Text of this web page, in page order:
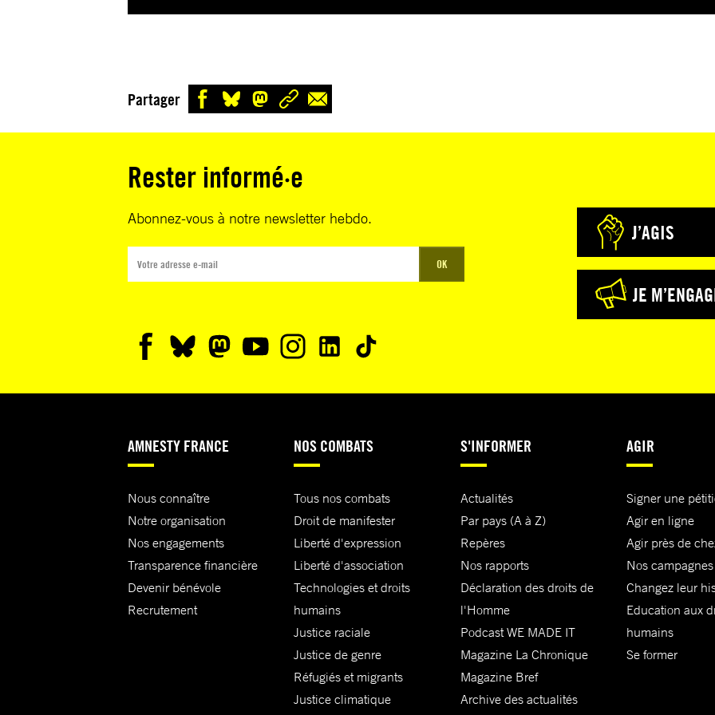
Partager
Rester informé·e
Abonnez-vous à notre newsletter hebdo.
OK
J’AGIS
JE
AMNESTY FRANCE
Nous connaître
Notre organisation
Nos engagements
Transparence financière
Devenir bénévole
Recrutement
NOS COMBATS
Tous nos combats
Droit de manifester
Liberté d'expression
Liberté d'association
Technologies et droits
humains
Justice raciale
Justice de genre
Réfugiés et migrants
Justice climatique
S'INFORMER
Actualités
Par pays (A à Z)
Repères
Nos rapports
Déclaration des droits de
l'Homme
Podcast WE MADE IT
Magazine La Chronique
Magazine Bref
Archive des actualités
AGIR
Signer une
Agir en ligne
Agir près de
Nos campagnes
Changez leur
Education aux
humains
Se former